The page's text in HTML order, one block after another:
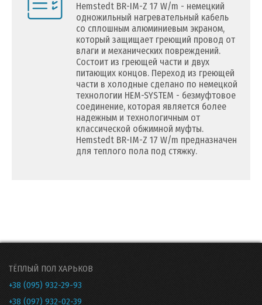
Hemstedt BR-IM-Z 17 W/m - немецкий
одножильный нагревательный кабель
со сплошным алюминиевым экраном,
который защищает греющий провод от
влаги и механических повреждений.
Состоит из греющей части и двух
питающих концов. Переход из греющей
части в холодные сделано по немецкой
технологии HEM-SYSTEM - безмуфтовое
соединение, которая является более
надежным и технологичным от
классической обжимной муфты.
Hemstedt BR-IM-Z 17 W/m предназначен
для теплого пола под стяжку.
ТЁПЛЫЙ ПОЛ ХАРЬКОВ
+38 (095) 932-29-93
+38 (097) 932-02-39